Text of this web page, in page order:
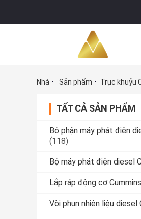
Nhà
Sản phẩm Trục khuỷu
TẤT CẢ SẢN PHẨM
Bộ phận máy phát điện
(118)
Bộ máy phát điện diesel
Lắp ráp động cơ Cummins
Vòi phun nhiên liệu diesel